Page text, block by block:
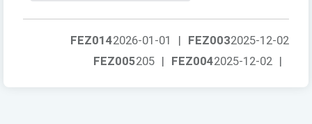
FEZ0032025-12-02
FEZ0142026-01-01
|
FEZ0042025-12-02 |
FEZ005205 |